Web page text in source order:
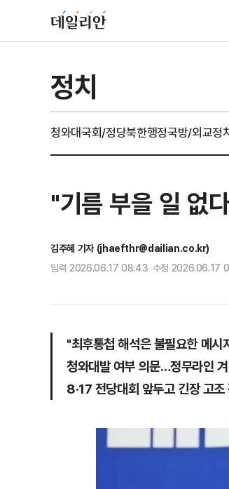
정치
청와대국회/정당북한행정국방/외교정
"기름 부을 일 없
김주혜 기자 (jhaefthr@dailian.co.kr)
입력 2026.06.17 08:43 수정 2026.06.17
"최후통첩 해석은 불필요한 메시
청와대발 여부 의문…정무라인
8·17 전당대회 앞두고 긴장 고조